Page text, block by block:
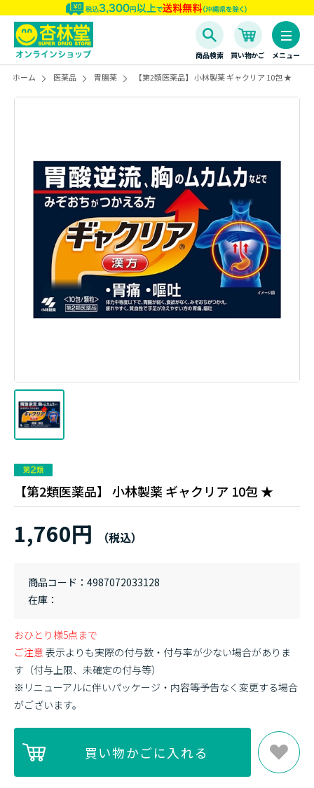
商品検索 買い物かご メニュー
ホーム 医薬品 胃腸薬 【第2類医薬品】 小林製薬 ギャクリア 10包 ★
【第2類医薬品】 小林製薬 ギャクリア 10包 ★
1,760円
商品コード
4987072033128
在庫
おひとり様5点まで
ご注意 表示よりも実際の付与数・付与率が少ない場合がありま
す（付与上限、未確定の付与等）
※リニューアルに伴いパッケージ・内容等予告なく変更する場合
がございます。